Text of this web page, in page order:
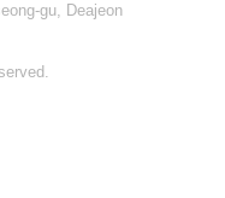
gu, Deajeon